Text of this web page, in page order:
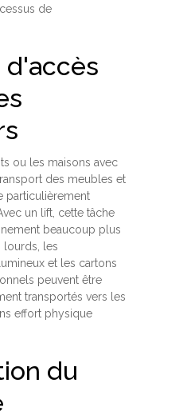
de
d'accès
ou les maisons avec
des meubles et
particulièrement
un lift, cette tâche
beaucoup plus
lourds, les
et les cartons
peuvent être
transportés vers les
effort physique
du